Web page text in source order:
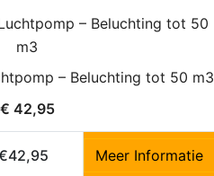
– Beluchting tot 50 m3
€ 42,95
Meer Informatie